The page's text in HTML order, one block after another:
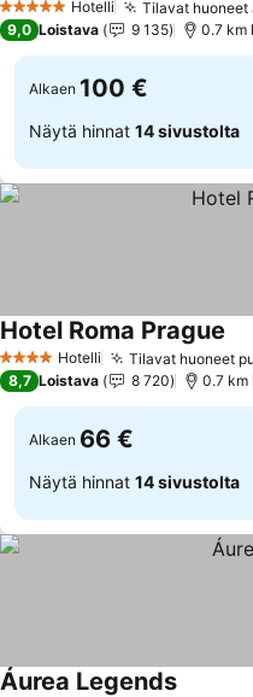
5 Tähtiluokitus
Hotelli
Tilavat huoneet
9,0 Loistava 9 135 0.7 km
Alkaen 100 €
Näytä hinnat 14 sivustolta
4 Tähtiluokitus
Hotelli Tilavat huoneet
Hotel Roma Prague
8,7 Loistava 8 720 0.7 km
Alkaen 66 €
Näytä hinnat 14 sivustolta
Áurea Legends